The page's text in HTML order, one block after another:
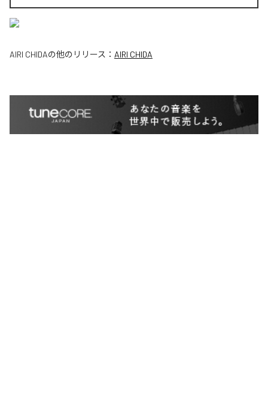
AIRI CHIDAの他のリリース： AIRI CHIDA